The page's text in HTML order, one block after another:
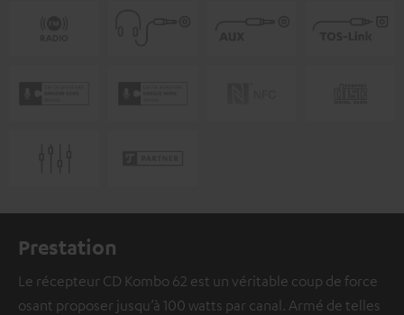
Prestation
Le récepteur CD Kombo 62 est un véritable coup de force
osant proposer jusqu’à 100 watts par canal. Armé de telles